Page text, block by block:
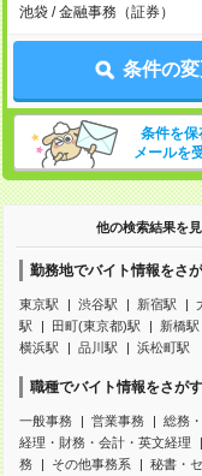
池袋 / 金融事務（証券）
条件の
条件を保
メールを
他の検索結果を
勤務地でバイト情報をさ
東京駅 渋谷駅 新宿駅
駅
田町(東京都)駅 新橋駅
横浜駅
品川駅 浜松町駅
職種でバイト情報をさがす
一般事務 営業事務
総務
経理・財務・会計・英文経理
務
その他事務系
秘書・